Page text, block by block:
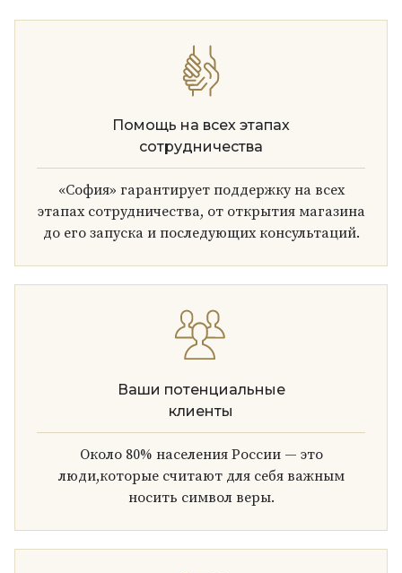
Помощь на всех этапах
сотрудничества
«София» гарантирует поддержку на всех
этапах сотрудничества, от открытия магазина
до его запуска и последующих консультаций.
Ваши потенциальные
клиенты
Около 80% населения России — это
люди,которые считают для себя важным
носить символ веры.